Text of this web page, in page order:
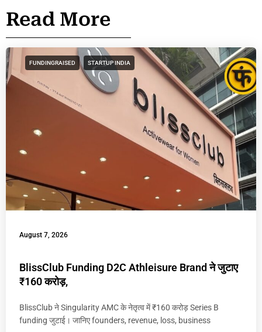
Read More
FUNDINGRAISED STARTUP INDIA
August 7, 2026
BlissClub Funding D2C Athleisure Brand ने जुटाए
₹160 करोड़,
BlissClub ने Singularity AMC के नेतृत्व में ₹160 करोड़ Series B
funding जुटाई। जानिए founders, revenue, loss, business